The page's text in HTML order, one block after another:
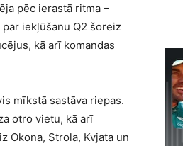
pēc ierastā ritma –
iekļūšanu Q2 šoreiz
kā arī komandas
mīkstā sastāva riepas.
otro vietu, kā arī
Okona, Strola, Kvjata un